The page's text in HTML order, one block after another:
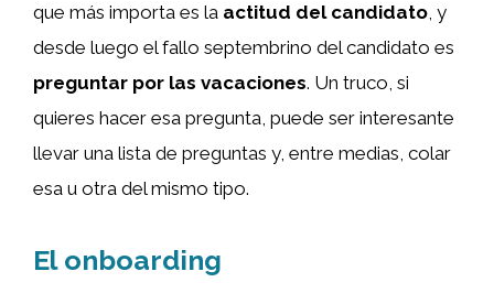
que más importa es la actitud del candidato, y
desde luego el fallo septembrino del candidato es
preguntar por las vacaciones. Un truco, si
quieres hacer esa pregunta, puede ser interesante
llevar una lista de preguntas y, entre medias, colar
esa u otra del mismo tipo.
El onboarding